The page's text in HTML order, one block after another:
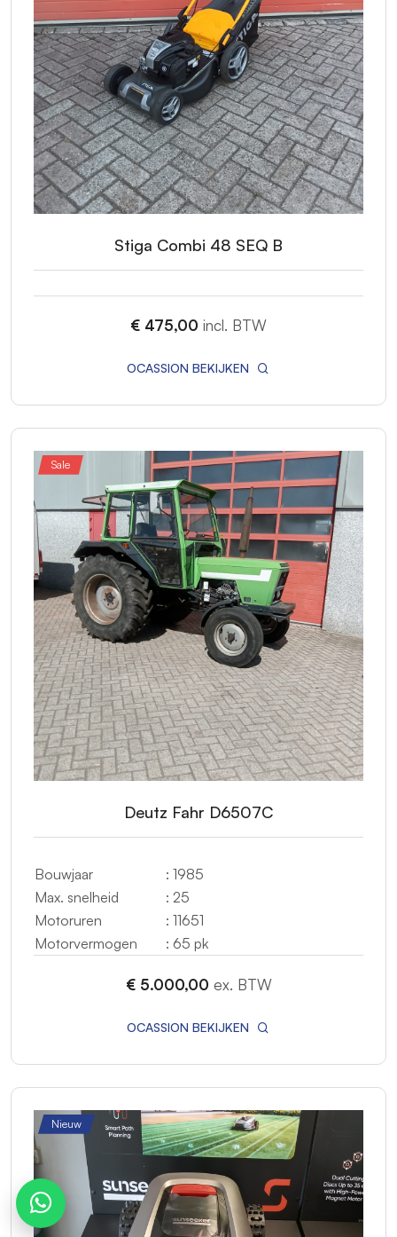
Stiga Combi 48 SEQ B
€ 475,00 incl. BTW
OCASSION BEKIJKEN
Sale
Deutz Fahr D6507C
Bouwjaar
: 1985
Max. snelheid
: 25
Motoruren
: 11651
Motorvermogen
: 65 pk
€ 5.000,00 ex. BTW
OCASSION BEKIJKEN
Nieuw